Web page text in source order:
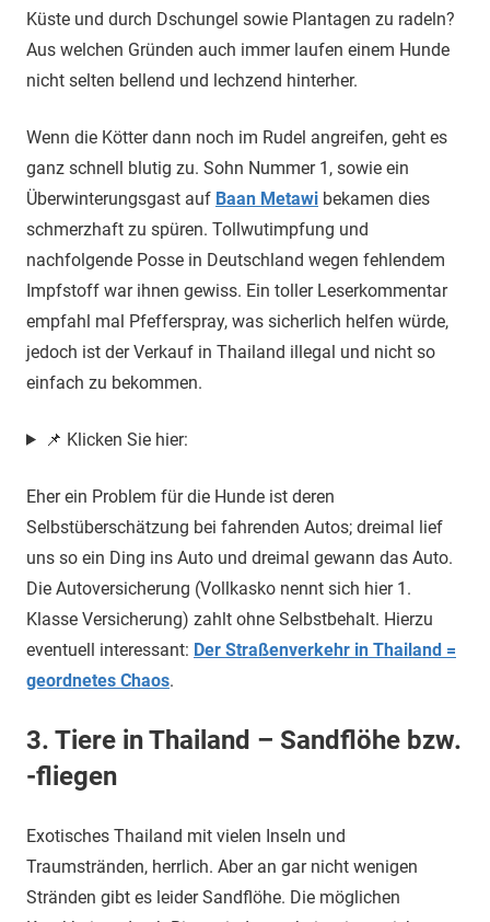
Küste und durch Dschungel sowie Plantagen zu radeln?
Aus welchen Gründen auch immer laufen einem Hunde
nicht selten bellend und lechzend hinterher.
Wenn die Kötter dann noch im Rudel angreifen, geht es
ganz schnell blutig zu. Sohn Nummer 1, sowie ein
Überwinterungsgast auf Baan Metawi bekamen dies
schmerzhaft zu spüren. Tollwutimpfung und
nachfolgende Posse in Deutschland wegen fehlendem
Impfstoff war ihnen gewiss. Ein toller Leserkommentar
empfahl mal Pfefferspray, was sicherlich helfen würde,
jedoch ist der Verkauf in Thailand illegal und nicht so
einfach zu bekommen.
📌 Klicken Sie hier:
Eher ein Problem für die Hunde ist deren
Selbstüberschätzung bei fahrenden Autos; dreimal lief
uns so ein Ding ins Auto und dreimal gewann das Auto.
Die Autoversicherung (Vollkasko nennt sich hier 1.
Klasse Versicherung) zahlt ohne Selbstbehalt. Hierzu
eventuell interessant: Der Straßenverkehr in Thailand =
geordnetes Chaos.
3. Tiere in Thailand – Sandflöhe bzw.
-fliegen
Exotisches Thailand mit vielen Inseln und
Traumstränden, herrlich. Aber an gar nicht wenigen
Stränden gibt es leider Sandflöhe. Die möglichen